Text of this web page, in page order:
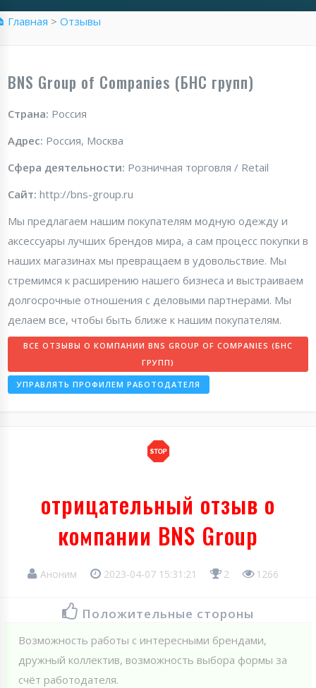
Главная > Отзывы
BNS Group of Companies (БНС групп)
Страна: Россия
Адрес: Россия, Москва
Сфера деятельности: Розничная торговля / Retail
Сайт: http://bns-group.ru
Мы предлагаем нашим покупателям модную одежду и
аксессуары лучших брендов мира, а сам процесс покупки в
наших магазинах мы превращаем в удовольствие. Мы
стремимся к расширению нашего бизнеса и выстраиваем
долгосрочные отношения с деловыми партнерами. Мы
делаем все, чтобы быть ближе к нашим покупателям.
ВСЕ ОТЗЫВЫ О КОМПАНИИ BNS GROUP OF COMPANIES (БНС
ГРУПП)
УПРАВЛЯТЬ ПРОФИЛЕМ РАБОТОДАТЕЛЯ
отрицательный отзыв о
компании BNS Group
Аноним 2023-04-07 15:31:21 2 1266
Положительные стороны
Возможность работы с интересными брендами,
дружный коллектив, возможность выбора формы за
счёт работодателя.